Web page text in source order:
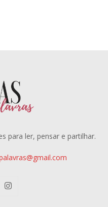
para ler, pensar e partilhar.